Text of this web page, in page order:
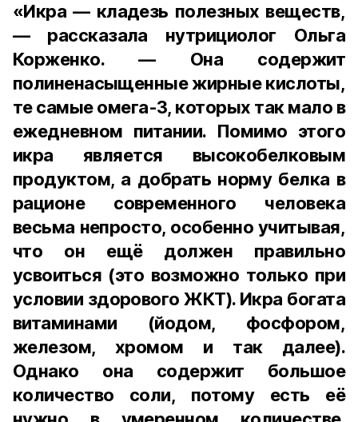
«Икра — кладезь полезных веществ,
— рассказала нутрициолог Ольга
Корженко. — Она содержит
полиненасыщенные жирные кислоты,
те самые омега-3, которых так мало в
ежедневном питании. Помимо этого
икра является высокобелковым
продуктом, а добрать норму белка в
рационе современного человека
весьма непросто, особенно учитывая,
что он ещё должен правильно
усвоиться (это возможно только при
условии здорового ЖКТ). Икра богата
витаминами (йодом, фосфором,
железом, хромом и так далее).
Однако она содержит большое
количество соли, потому есть её